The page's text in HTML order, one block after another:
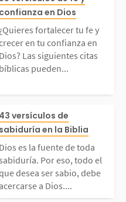
el m
Bibl
lo que
lo que...
tie
par
en m
t
y crecer en
en Dios?
citas
en el
usarlas
confianza en Dios
¿Quieres fortalecer tu fe y
en tu confianza en
Dios? Las siguientes citas
bíblicas pueden...
libro
en
es la
sabiduría.
el que
43 versículos de
sabiduría en la Biblia
Dios es la fuente de toda
Por eso, todo el
desea ser sabio, debe
acercarse a Dios....